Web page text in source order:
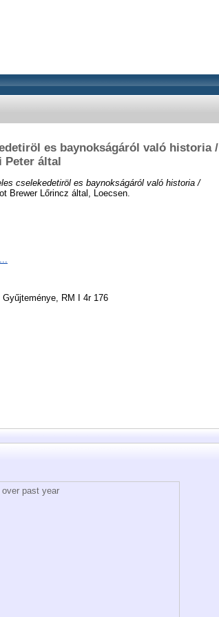
es baynokságáról való historia /
Peter által
cselekedetiröl es baynokságáról való historia /
Brewer Lőrincz által, Loecsen.
RM I 4r 176
over past year